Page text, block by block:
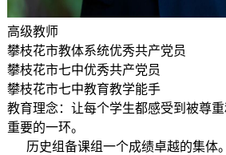
高级教师
攀枝花市教体系统优秀共产党员
攀枝花市七中优秀共产党员
攀枝花市七中教育教学能手
教育理念：让每个学生都感受到被尊
重要的一环。
历史组备课组一个成绩卓越的集体